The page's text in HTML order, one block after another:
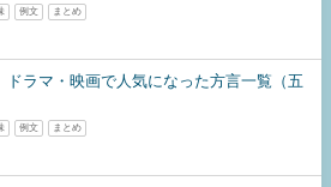
例文 まとめ
ドラマ・映画で人気になった方言一覧（五
例文 まとめ